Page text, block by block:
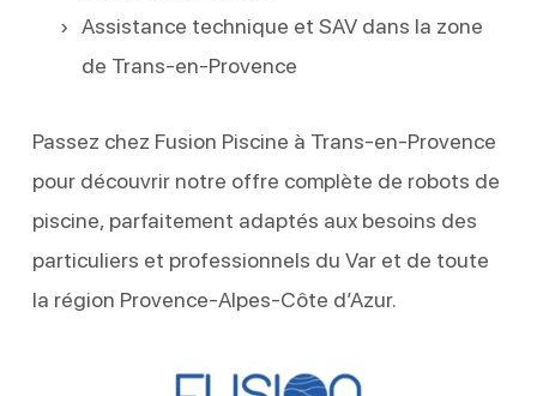
Assistance technique et SAV dans la zone
de Trans-en-Provence
Passez chez Fusion Piscine à Trans-en-Provence
pour découvrir notre offre complète de robots de
piscine, parfaitement adaptés aux besoins des
particuliers et professionnels du Var et de toute
la région Provence-Alpes-Côte d’Azur.